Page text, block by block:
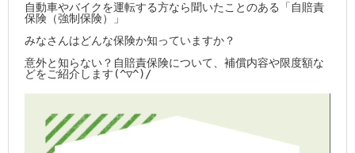
会社概要
沿革
さんゆうはじめて物語
採用情報
自動車やバイクを運転する方なら聞いたことのある「自賠責
保険（強制保険）」
みなさんはどんな保険か知っていますか？
意外と知らない？自賠責保険について、補償内容や限度額な
どをご紹介します(^▽^)/